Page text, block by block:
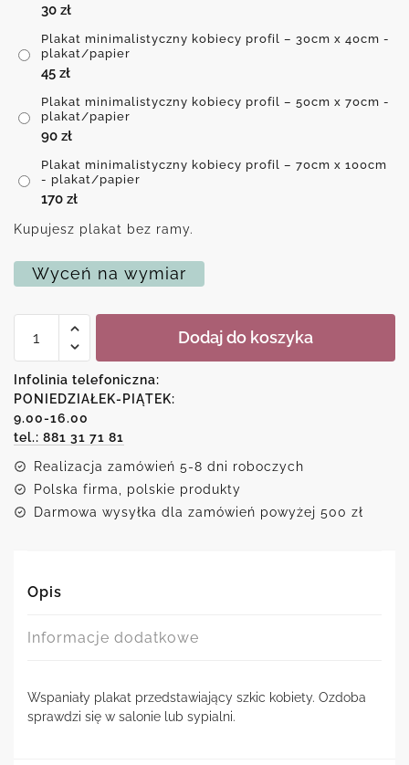
30 zł
Plakat minimalistyczny kobiecy profil – 30cm x 40cm -
plakat/papier
45 zł
Plakat minimalistyczny kobiecy profil – 50cm x 70cm -
plakat/papier
90 zł
Plakat minimalistyczny kobiecy profil – 70cm x 100cm
- plakat/papier
170 zł
Kupujesz plakat bez ramy.
Wyceń na wymiar
Plakat
minimalistyczny
profil
Dodaj do koszyka
Infolinia telefoniczna:
PONIEDZIAŁEK-PIĄTEK:
9.00-16.00
tel.: 881 31 71 81
Realizacja zamówień 5-8 dni roboczych
Polska firma, polskie produkty
Darmowa wysyłka dla zamówień powyżej 500 zł
Opis
Informacje dodatkowe
Wspaniały plakat przedstawiający szkic kobiety. Ozdoba
sprawdzi się w salonie lub sypialni.